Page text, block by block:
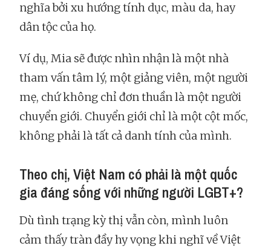
nghĩa bởi xu hướng tính dục, màu da, hay
dân tộc của họ.
Ví dụ, Mia sẽ được nhìn nhận là một nhà
tham vấn tâm lý, một giảng viên, một người
mẹ, chứ không chỉ đơn thuần là một người
chuyển giới. Chuyển giới chỉ là một cột mốc,
không phải là tất cả danh tính của mình.
Theo chị, Việt Nam có phải là một quốc
gia đáng sống với những người LGBT+?
Dù tình trạng kỳ thị vẫn còn, mình luôn
cảm thấy tràn đầy hy vọng khi nghĩ về Việt